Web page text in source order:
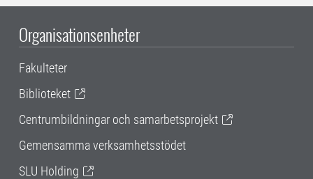
Organisationsenheter
Fakulteter
Biblioteket
Centrumbildningar och samarbetsprojekt
Gemensamma verksamhetsstödet
SLU Holding